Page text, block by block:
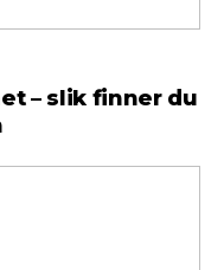
– slik finner du